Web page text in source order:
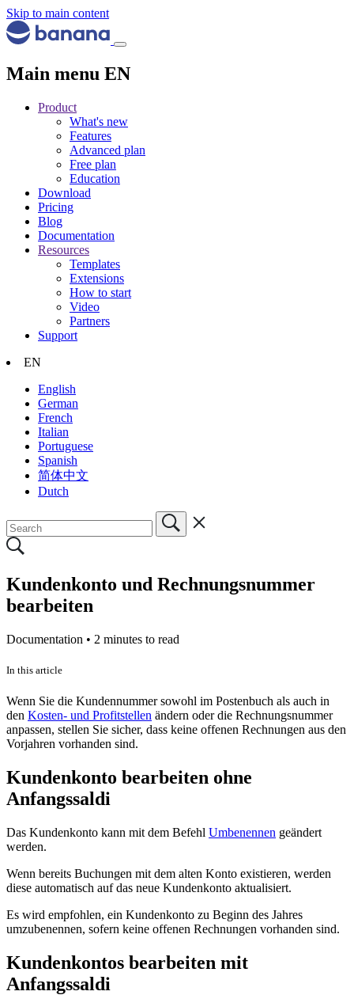
Skip to main content
Main menu EN
Product
What's new
Features
Advanced plan
Free plan
Education
Download
Pricing
Blog
Documentation
Resources
Templates
Extensions
How to start
Video
Partners
Support
EN
English
German
French
Italian
Portuguese
Spanish
简体中文
Dutch
Kundenkonto und Rechnungsnummer
bearbeiten
Documentation • 2 minutes to read
In this article
Wenn Sie die Kundennummer sowohl im Postenbuch als auch in
den Kosten- und Profitstellen ändern oder die Rechnungsnummer
anpassen, stellen Sie sicher, dass keine offenen Rechnungen aus den
Vorjahren vorhanden sind.
Kundenkonto bearbeiten ohne
Anfangssaldi
Das Kundenkonto kann mit dem Befehl Umbenennen geändert
werden.
Wenn bereits Buchungen mit dem alten Konto existieren, werden
diese automatisch auf das neue Kundenkonto aktualisiert.
Es wird empfohlen, ein Kundenkonto zu Beginn des Jahres
umzubenennen, sofern keine offenen Rechnungen vorhanden sind.
Kundenkontos bearbeiten mit
Anfangssaldi